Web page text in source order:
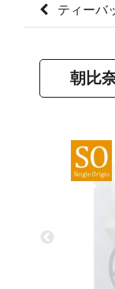
ティーバ
朝比